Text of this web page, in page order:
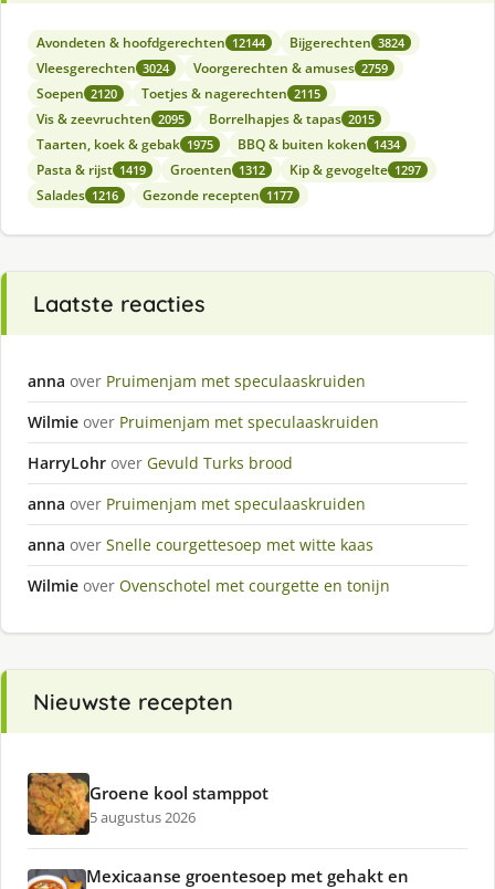
Avondeten & hoofdgerechten 12144 Bijgerechten 3824
Vleesgerechten 3024 Voorgerechten & amuses 2759
Soepen 2120 Toetjes & nagerechten 2115
Vis & zeevruchten 2095 Borrelhapjes & tapas 2015
Taarten, koek & gebak 1975 BBQ & buiten koken 1434
Pasta & rijst 1419 Groenten 1312 Kip & gevogelte 1297
Salades 1216 Gezonde recepten 1177
Laatste reacties
anna over Pruimenjam met speculaaskruiden
Wilmie over Pruimenjam met speculaaskruiden
HarryLohr over Gevuld Turks brood
anna over Pruimenjam met speculaaskruiden
anna over Snelle courgettesoep met witte kaas
Wilmie over Ovenschotel met courgette en tonijn
Nieuwste recepten
Groene kool stamppot
5 augustus 2026
Mexicaanse groentesoep met gehakt en